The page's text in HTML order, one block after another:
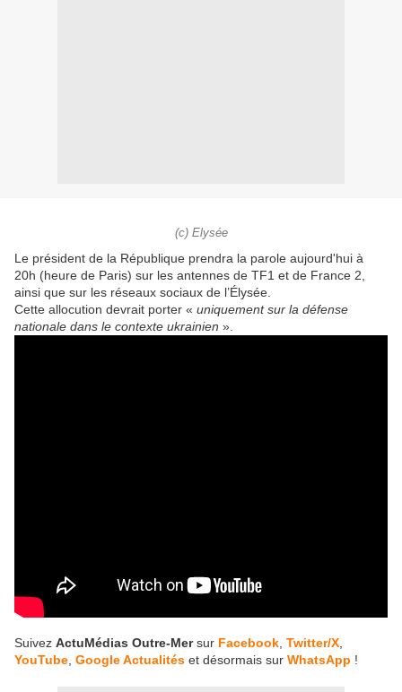
(c) Elysée
Le président de la République prendra la parole aujourd'hui à
20h (heure de Paris) sur les antennes de TF1 et de France 2,
ainsi que sur les réseaux sociaux de l’Élysée.
Cette allocution devrait porter « uniquement sur la défense
nationale dans le contexte ukrainien ».
Suivez ActuMédias Outre-Mersur Facebook Twitter/X
YouTube Google Actualités et désormais sur WhatsApp !